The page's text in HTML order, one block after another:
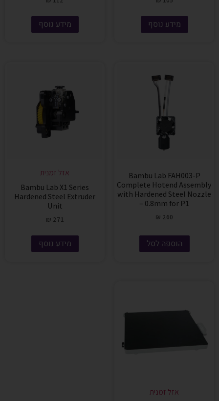
מידע נוסף מידע נוסף
Bambu Lab FAH003-P
Complete Hotend Assembly
with Hardened Steel Nozzle
– 0.8mm for P1
₪ 260
הוספה לסל
אזל זמנית
Bambu Lab X1 Series
Hardened Steel Extruder
Unit
₪ 271
מידע נוסף
אזל זמנית